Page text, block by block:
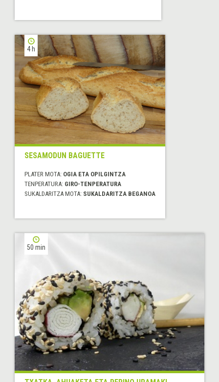
4 h
SESAMODUN BAGUETTE
PLATER MOTA: OGIA ETA OPILGINTZA
TENPERATURA: GIRO-TENPERATURA
SUKALDARITZA MOTA: SUKALDARITZA BEGANOA
50 min